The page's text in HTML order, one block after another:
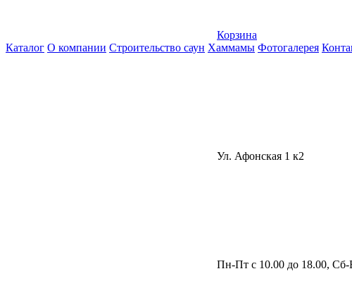
Корзина
Каталог О компании Строительство саун Хаммамы Фотогалерея
Ул. Афонская 1 к2
Пн-Пт с 10.00 до 18.00,